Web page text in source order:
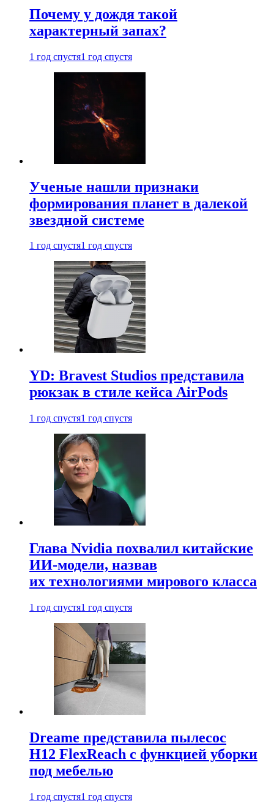
Почему у дождя такой
характерный запах?
1 год спустя1 год спустя
Ученые нашли признаки
формирования планет в далекой
звездной системе
1 год спустя1 год спустя
YD: Bravest Studios представила
рюкзак в стиле кейса AirPods
1 год спустя1 год спустя
Глава Nvidia похвалил китайские
ИИ-модели, назвав
их технологиями мирового класса
1 год спустя1 год спустя
Dreame представила пылесос
H12 FlexReach с функцией уборки
под мебелью
1 год спустя1 год спустя